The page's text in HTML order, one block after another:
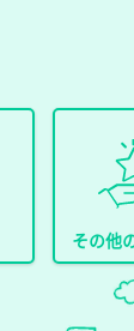
その他